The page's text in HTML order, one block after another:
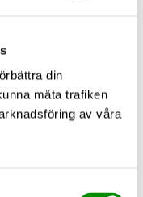
din
mäta trafiken
av våra